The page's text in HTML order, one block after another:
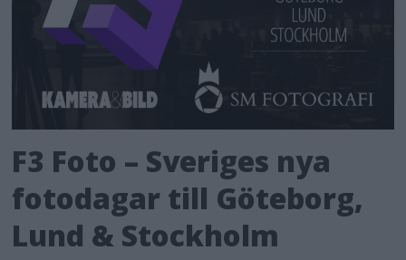
F3 Foto – Sveriges nya
fotodagar till Göteborg,
Lund & Stockholm